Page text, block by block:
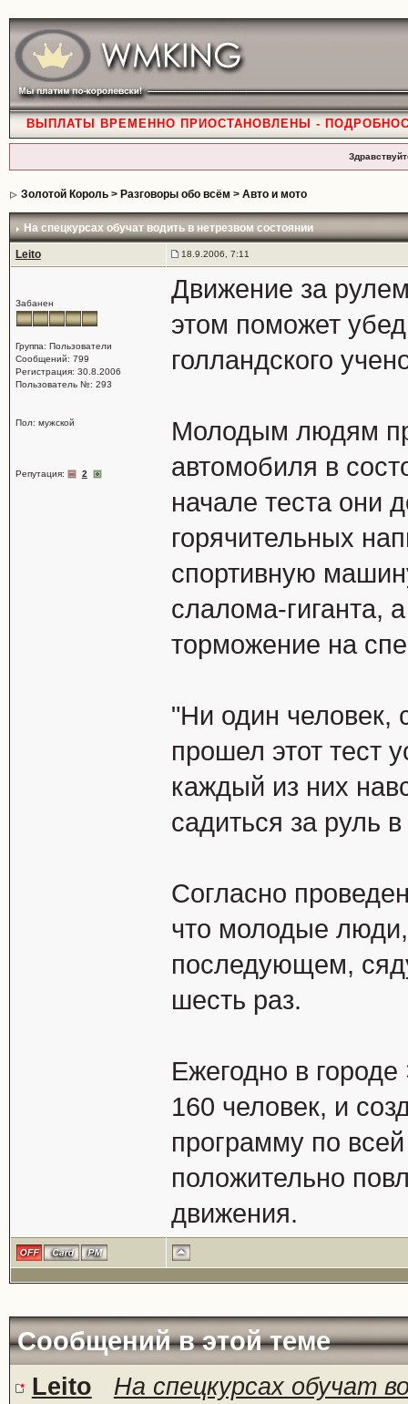
ВЫПЛАТЫ ВРЕМЕННО ПРИОСТАНОВЛЕНЫ -
Золотой Король> Разговоры обо всём > Авто и мото
На спецкурсах обучат водить в нетрезвом состоянии
Leito 18.9.2006, 7:11
Забанен
Группа: Пользователи
Сообщений: 799
Регистрация: 30.8.2006
Пользователь №: 293
Пол: мужской
Репутация: 2
Движение за
этом поможет
голландского
Молодым людям
автомобиля в
начале теста они
горячительных
спортивную
слалома-гиганта,
торможение на
"Ни один человек,
прошел этот тест
каждый из них
садиться за руль
Согласно
что молодые
последующем,
шесть раз.
Ежегодно в
160 человек, и
программу по
положительно
движения.
Сообщений в этой теме
Leito
На спецкурсах обучат